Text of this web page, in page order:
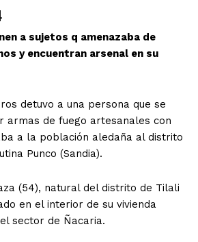
a sujetos q amenazaba de
y encuentran arsenal en su
detuvo a una persona que se
armas de fuego artesanales con
a la población aledaña al distrito
Punco (Sandia).
(54), natural del distrito de Tilali
en el interior de su vivienda
sector de Ñacaria.